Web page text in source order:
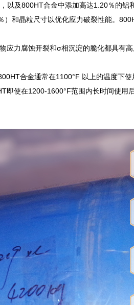
以及800HT合金中添加高达1.20％的铝
和晶粒尺寸以优化应力破裂性能。
应力腐蚀开裂和σ相沉淀的脆化都具有
合金通常在1100°F 以上的温度下
即使在1200-1600°F范围内长时间使用